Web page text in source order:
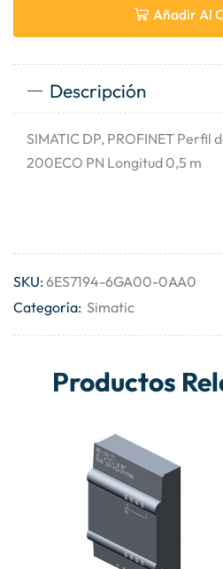
Añadir Al
Descripción
SIMATIC DP, PROFINET Perfil
200ECO PN Longitud 0,5 m
SKU:6ES7194-6GA00-0AA0
Categoría: Simatic
Productos